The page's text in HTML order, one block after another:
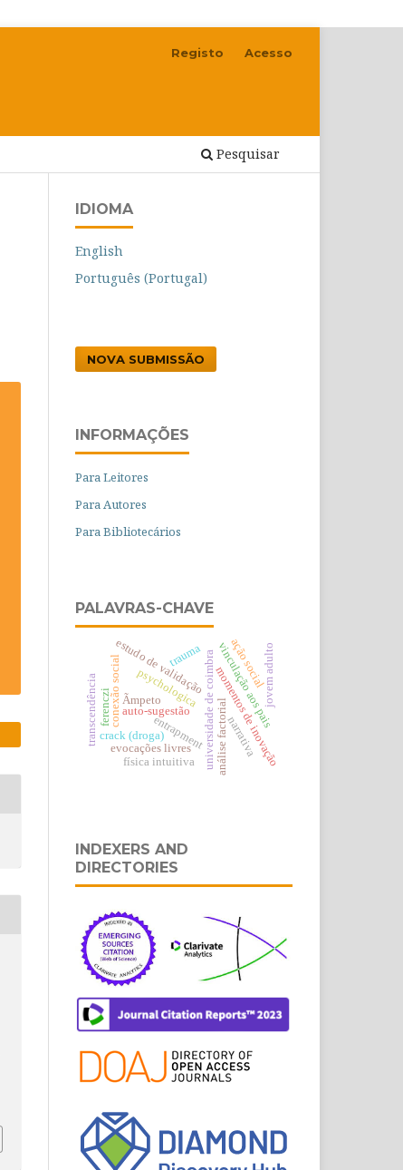
Pesquisar
Registo Acesso
IDIOMA
English
Português (Portugal)
NOVA SUBMISSÃO
INFORMAÇÕES
Para Leitores
Para Autores
Para Bibliotecários
PALAVRAS-CHAVE
auto-sugestão universidade de coimbra
psychologica
análise factorialnarrativa
momentos de inovação
entrapment
evocações livres
crack (droga)
conexão socialestudo de validaçãovinculação aos pais
ação socialjovem adulto
ferenczi
trauma
transcendência
física intuitiva
Ãmpeto
INDEXERS AND
DIRECTORIES